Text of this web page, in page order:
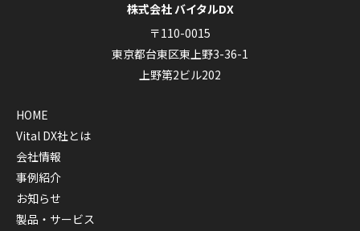
株式会社 バイタルDX
〒110-0015
東京都台東区東上野3-36-1
上野第2ビル202
HOME
Vital DX社とは
会社情報
事例紹介
お知らせ
製品・サービス